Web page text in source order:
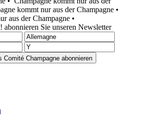
kommt nur aus der Champagne •
aus der Champagne •
Sie unseren Newsletter
Comité Champagne abonnieren